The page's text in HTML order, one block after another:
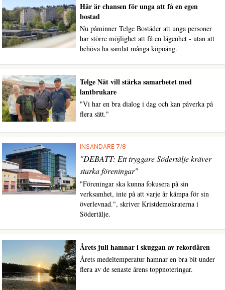
Här är chansen för unga att få en egen
bostad
Nu påminner Telge Bostäder att unga personer
har större möjlighet att få en lägenhet - utan att
behöva ha samlat många köpoäng.
Telge Nät vill stärka samarbetet med
lantbrukare
"Vi har en bra dialog i dag och kan påverka på
flera sätt."
INSÄNDARE 7/8
"DEBATT: Ett tryggare Södertälje kräver
starka föreningar"
"Föreningar ska kunna fokusera på sin
verksamhet, inte på att varje år kämpa för sin
överlevnad.", skriver Kristdemokraterna i
Södertälje.
Årets juli hamnar i skuggan av rekordåren
Årets medeltemperatur hamnar en bra bit under
flera av de senaste årens toppnoteringar.